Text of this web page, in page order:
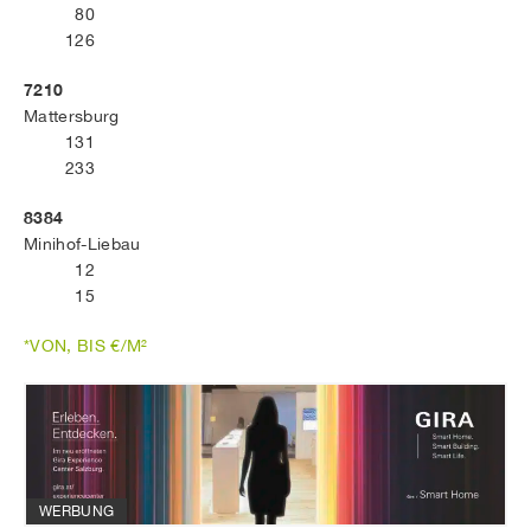
80
126
7210
Mattersburg
131
233
8384
Minihof-Liebau
12
15
*VON, BIS €/M²
WERBUNG